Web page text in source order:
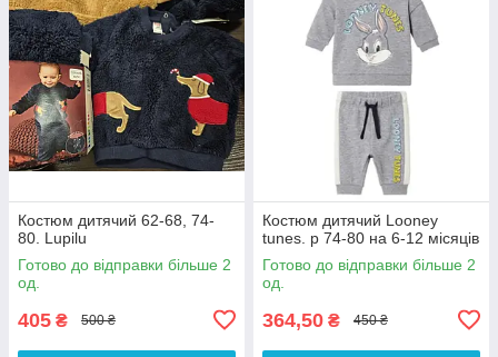
Костюм дитячий 62-68, 74-
80. Lupilu
Готово до відправки більше 2
од.
405 ₴ 500 ₴
Костюм дитячий Looney
tunes. р 74-80 на 6-12 місяців
Готово до відправки більше 2
од.
364,50 ₴ 450 ₴